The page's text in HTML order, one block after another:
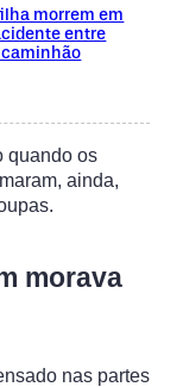
morrem em
entre
caminhão
quando os
ainda,
morava
nas partes